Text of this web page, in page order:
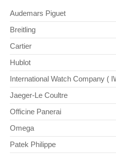
Audemars Piguet
Breitling
Cartier
Hublot
International Watch Company (
Jaeger-Le Coultre
Officine Panerai
Omega
Patek Philippe